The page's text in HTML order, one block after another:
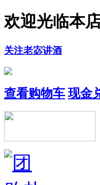
欢迎光临本
关注老宓讲酒
查看购物车 现金